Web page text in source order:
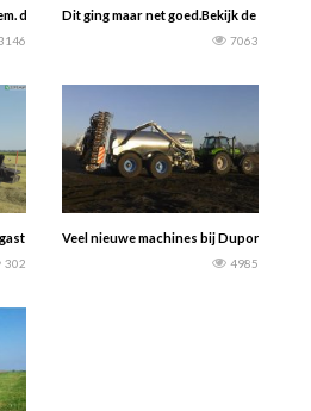
doen we het toch zo!!
Dit ging maar net goed.Bekijk de beelden
7063
(Gr.) in actie met 1 van de 2 nieuwe zwarte
302
Veel nieuwe machines bij Duport Open
4985